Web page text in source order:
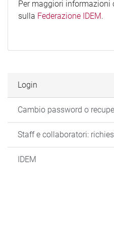
Per maggiori informazioni
sulla Federazione IDEM.
Login
Cambio password o
Staff e collaboratori:
IDEM